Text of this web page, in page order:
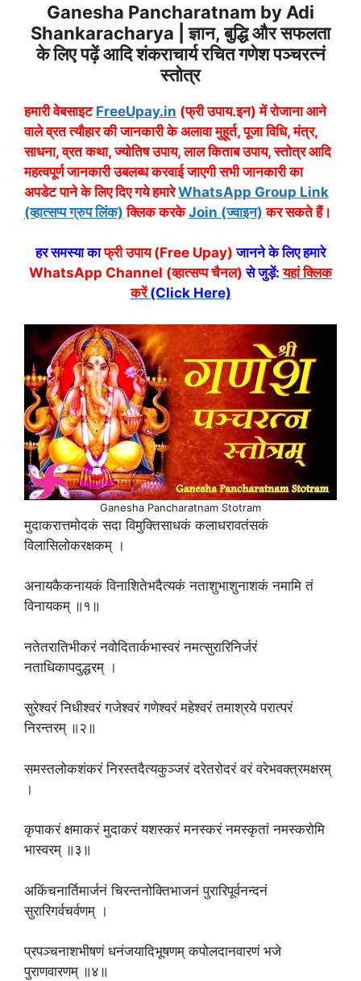
Ganesha Pancharatnam by Adi
Shankaracharya | ज्ञान, बुद्धि और सफलता
के लिए पढ़ें आदि शंकराचार्य रचित गणेश पञ्चरत्नं
स्तोत्र
हमारी वेबसाइट FreeUpay.in (फ्री उपाय.इन) में रोजाना आने
वाले व्रत त्यौहार की जानकारी के अलावा मुहूर्त, पूजा विधि, मंत्र,
साधना, व्रत कथा, ज्योतिष उपाय, लाल किताब उपाय, स्तोत्र आदि
महत्वपूर्ण जानकारी उबलब्ध करवाई जाएगी सभी जानकारी का
अपडेट पाने के लिए दिए गये हमारेWhatsApp Group Link
(व्हात्सप्प ग्रुप लिंक) क्लिक करकेJoin (ज्वाइन) कर सकते हैं।
हर समस्या काफ्री उपाय (Free Upay) जानने के लिए हमारे
WhatsApp Channel (व्हात्सप्प चैनल) से जुड़ें:यहां क्लिक
करें(Click Here)
Ganesha Pancharatnam Stotram
मुदाकरात्तमोदकं सदा विमुक्तिसाधकं कलाधरावतंसकं
विलासिलोकरक्षकम् ।
अनायकैकनायकं विनाशितेभदैत्यकं नताशुभाशुनाशकं नमामि तं
विनायकम् ॥१॥
नतेतरातिभीकरं नवोदितार्कभास्वरं नमत्सुरारिनिर्जरं
नताधिकापदुद्धरम् ।
सुरेश्वरं निधीश्वरं गजेश्वरं गणेश्वरं महेश्वरं तमाश्रये परात्परं
निरन्तरम् ॥२॥
समस्तलोकशंकरं निरस्तदैत्यकुञ्जरं दरेतरोदरं वरं वरेभवक्त्रमक्षरम्
।
कृपाकरं क्षमाकरं मुदाकरं यशस्करं मनस्करं नमस्कृतां नमस्करोमि
भास्वरम् ॥३॥
अकिंचनार्तिमार्जनं चिरन्तनोक्तिभाजनं पुरारिपूर्वनन्दनं
सुरारिगर्वचर्वणम् ।
प्रपञ्चनाशभीषणं धनंजयादिभूषणम् कपोलदानवारणं भजे
पुराणवारणम् ॥४॥